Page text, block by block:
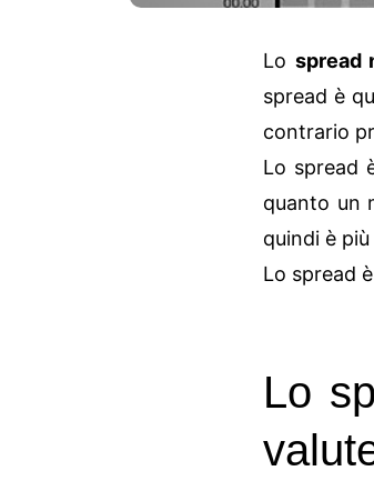
Lo spread
spread è
contrario
Lo spread
quanto un
quindi è
Lo spread
Lo